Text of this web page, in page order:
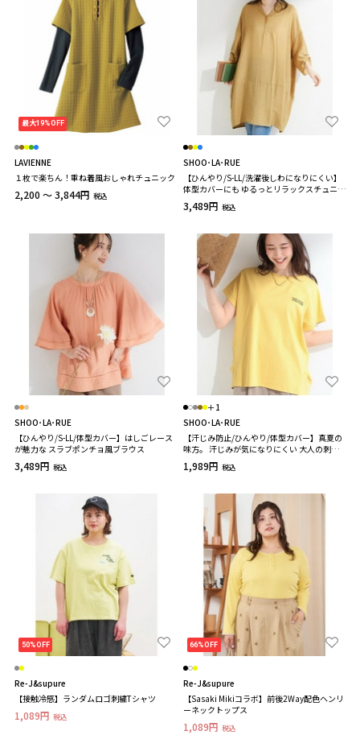
最大19%OFF
LAVIENNE
１枚で楽ちん！重ね着風おしゃれチュニック
2,200 ～ 3,844円 税込
SHOO･LA･RUE
【ひんやり/S-LL/洗濯後しわになりにくい】
体型カバーにも ゆるっとリラックスチュニッ
3,489円 税込
SHOO･LA･RUE
【ひんやり/S-LL/体型カバー】はしごレース
が魅力な スラブポンチョ風ブラウス
3,489円 税込
＋1
SHOO･LA･RUE
【汗じみ防止/ひんやり/体型カバー】真夏の
味方。 汗じみが気になりにくい 大人の刺繍
ロゴTシャツ
1,989円 税込
50%OFF
Re-J&supure
【接触冷感】ランダムロゴ刺繍Tシャツ
1,089円 税込
66%OFF
Re-J&supure
【Sasaki Mikiコラボ】前後2Way配色ヘンリ
ーネックトップス
1,089円 税込